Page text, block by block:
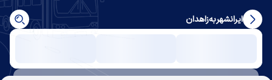
ایرانشهربهزاهدان